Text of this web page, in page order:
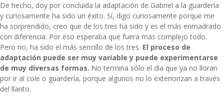
De hecho, doy por concluida la adaptación de Gabriel a la guardería
y curiosamente ha sido un éxito. Sí, digo curiosamente porque me
ha sorprendido, creo que de los tres ha sido y es el más enmadrado
con diferencia. Por eso esperaba que fuera más complejo todo.
Pero no, ha sido el más sencillo de los tres. El proceso de
adaptación puede ser muy variable y puede experimentarse
de muy diversas formas. No termina sólo el día que ya no lloran
por ir al cole o guardería, porque algunos no lo exteriorizan a través
del llanto.